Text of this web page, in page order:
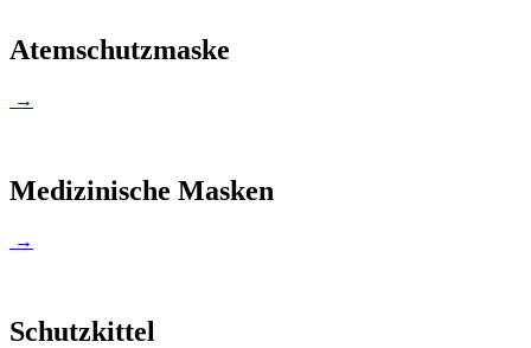
Atemschutzmaske
→
Medizinische Masken
→
Schutzkittel